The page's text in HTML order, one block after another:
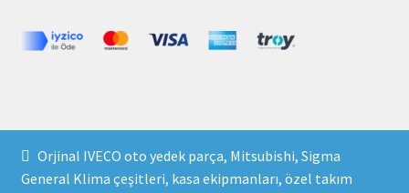
Orjinal IVECO oto yedek parça, Mitsubishi, Sigma
General Klima çeşitleri, kasa ekipmanları, özel takım
Copyright 2021 © parcavs.com Tüm hakları saklıdır. Kredi
kartı bilgileriniz 256bit SSL sertifikası ile korunmaktadır.